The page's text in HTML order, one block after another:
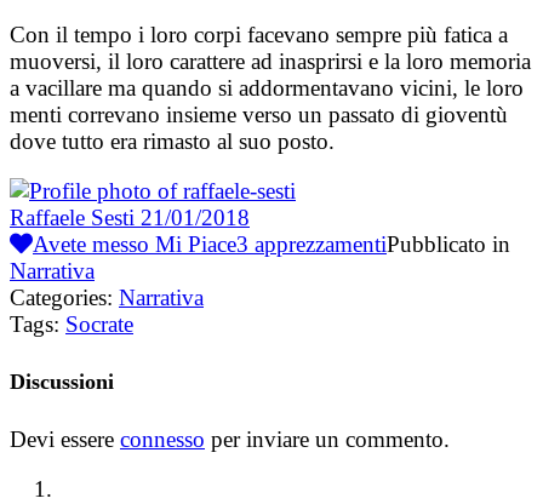
Con il tempo i loro corpi facevano sempre più fatica a
muoversi, il loro carattere ad inasprirsi e la loro memoria
a vacillare ma quando si addormentavano vicini, le loro
menti correvano insieme verso un passato di gioventù
dove tutto era rimasto al suo posto.
Raffaele Sesti 21/01/2018
Avete messo Mi Piace3 apprezzamentiPubblicato in
Narrativa
Categories: Narrativa
Tags: Socrate
Discussioni
Devi essere connesso per inviare un commento.